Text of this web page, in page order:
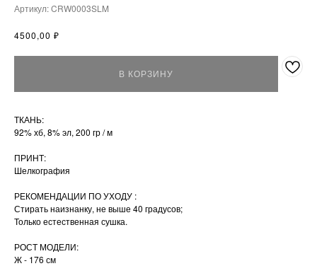
Артикул:CRW0003SLM
4500,00 ₽
В КОРЗИНУ
ТКАНЬ:
92% хб, 8% эл, 200 гр / м
ПРИНТ:
Шелкография
РЕКОМЕНДАЦИИ ПО УХОДУ :
Стирать наизнанку, не выше 40 градусов;
Только естественная сушка.
РОСТ МОДЕЛИ:
Ж - 176 см